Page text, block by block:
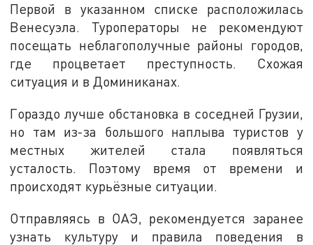
Первой в указанном списке расположилась
Венесуэла. Туроператоры не рекомендуют
посещать неблагополучные районы городов,
где процветает преступность. Схожая
ситуация и в Доминиканах.
Гораздо лучше обстановка в соседней Грузии,
но там из-за большого наплыва туристов у
местных жителей стала появляться
усталость. Поэтому время от времени и
происходят курьёзные ситуации.
Отправляясь в ОАЭ, рекомендуется заранее
узнать культуру и правила поведения в